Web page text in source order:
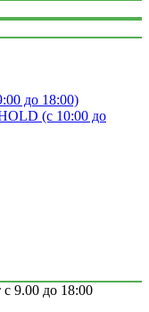
до 18:00)
(с 10:00 до
9.00 до 18:00